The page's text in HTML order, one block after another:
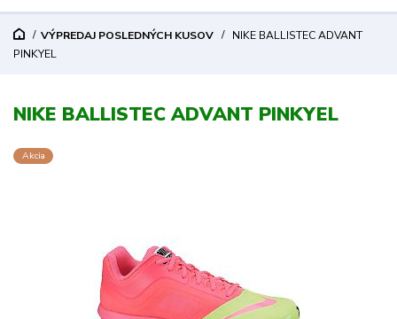
VÝPREDAJ POSLEDNÝCH KUSOV
NIKE BALLISTEC ADVANT
PINKYEL
NIKE BALLISTEC ADVANT PINKYEL
Akcia